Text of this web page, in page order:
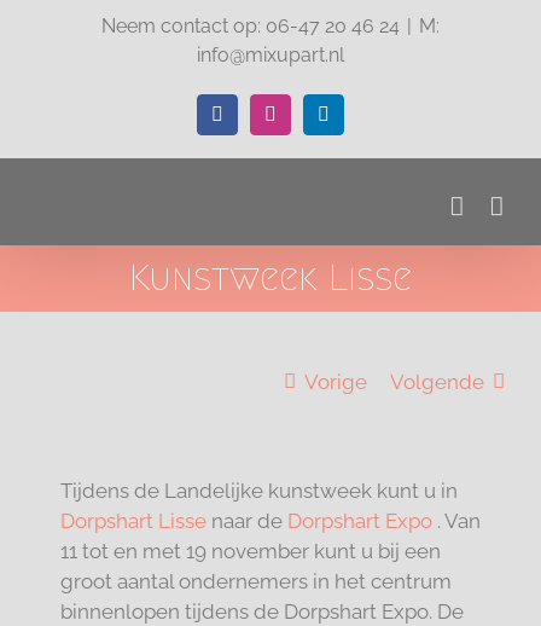
Neem contact op: 06-47 20 46 24 | M:
info@mixupart.nl
FacebookInstagramLinkedIn
Kunstweek Lisse
Vorige Volgende
Tijdens de Landelijke kunstweek kunt u in
Dorpshart Lissenaar de Dorpshart Expo. Van
11 tot en met 19 november kunt u bij een
groot aantal ondernemers in het centrum
binnenlopen tijdens de Dorpshart Expo. De